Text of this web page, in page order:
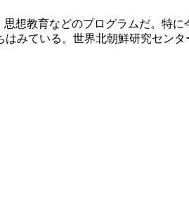
想教育などのプログラムだ。特に
みている。世界北朝鮮研究セン